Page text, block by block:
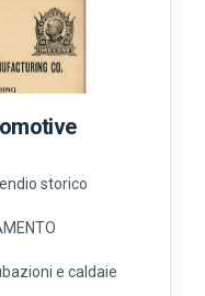
storico
e caldaie